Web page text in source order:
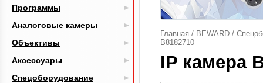
Главная / BEWARD /
B8182710
IP камера
Программы
Аналоговые камеры
Объективы
Аксессуары
Спецоборудование